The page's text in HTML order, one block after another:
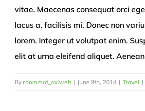
vitae. Maecenas consequat orci
lacus a, facilisis mi. Donec non
lorem. Integer ut volutpat enim.
elit at urna eleifend aliquet.
By roommot_axlweb | June 9th, 2014 | Travel |